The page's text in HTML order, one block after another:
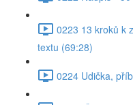
0223 13 kroků k
textu (69:28)
0224 Udička,